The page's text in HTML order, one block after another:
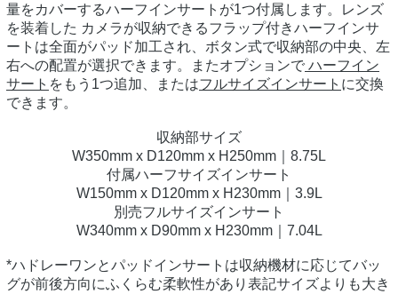
量をカバーするハーフインサートが1つ付属します。レンズ
を装着した カメラが収納できるフラップ付きハーフインサ
ートは全面がパッド加工され、ボタン式で収納部の中央、左
右への配置が選択できます。またオプションで ハーフイン
サート をもう1つ追加、またはフルサイズインサート に交換
できます。
収納部サイズ
W350mm x D120mm x H250mm｜8.75L
付属ハーフサイズインサート
W150mm x D120mm x H230mm｜3.9L
別売フルサイズインサート
W340mm x D90mm x H230mm｜7.04L
*ハドレーワンとパッドインサートは収納機材に応じてバッ
グが前後方向にふくらむ柔軟性があり表記サイズよりも大き